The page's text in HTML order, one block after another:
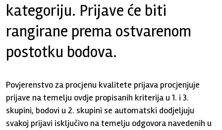
kategoriju. Prijave će biti
rangirane prema ostvarenom
postotku bodova.
Povjerenstvo za procjenu kvalitete prijava procjenjuje
prijave na temelju ovdje propisanih kriterija u 1. i 3.
skupini, bodovi u 2. skupini se automatski dodjeljuju
svakoj prijavi isključivo na temelju odgovora navedenih u